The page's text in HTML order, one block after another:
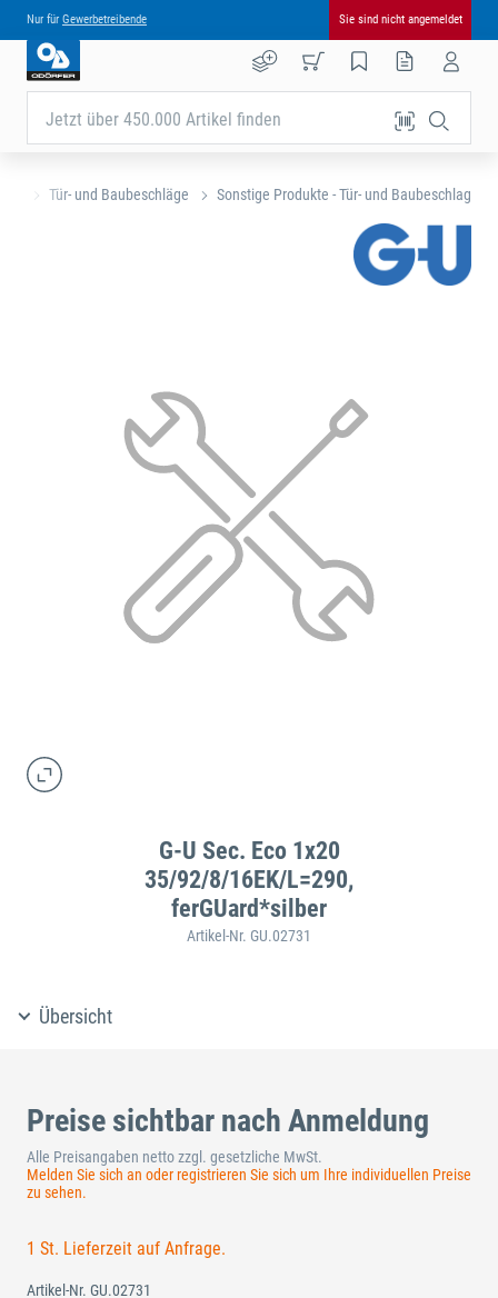
Nur für Gewerbetreibende Sie sind nicht angemeldet
Jetzt über 450.000 Artikel finden
Tür- und Baubeschläge Sonstige Produkte - Tür- und Baubeschlag
G-U Sec. Eco 1x20
35/92/8/16EK/L=290,
ferGUard*silber
Artikel-Nr. GU.02731
Übersicht
Preise sichtbar nach Anmeldung
Alle Preisangaben netto zzgl. gesetzliche MwSt.
Melden Sie sich an oder registrieren Sie sich um Ihre individuellen Preise
zu sehen.
1 St. Lieferzeit auf Anfrage.
Artikel-Nr. GU.02731